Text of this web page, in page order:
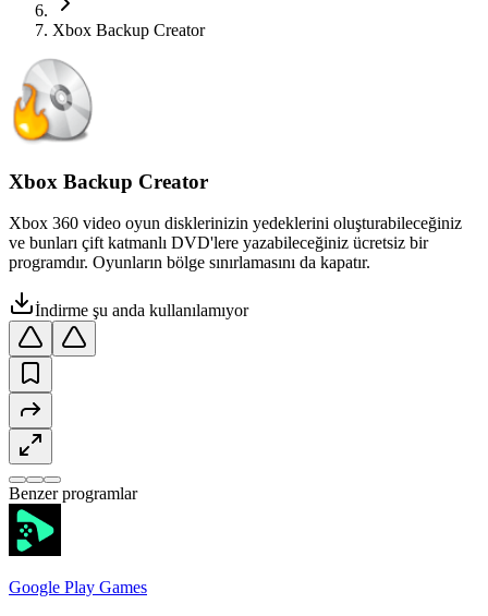
Xbox Backup Creator
Xbox Backup Creator
Xbox 360 video oyun disklerinizin yedeklerini oluşturabileceğiniz
ve bunları çift katmanlı DVD'lere yazabileceğiniz ücretsiz bir
programdır. Oyunların bölge sınırlamasını da kapatır.
İndirme şu anda kullanılamıyor
Benzer programlar
Google Play Games